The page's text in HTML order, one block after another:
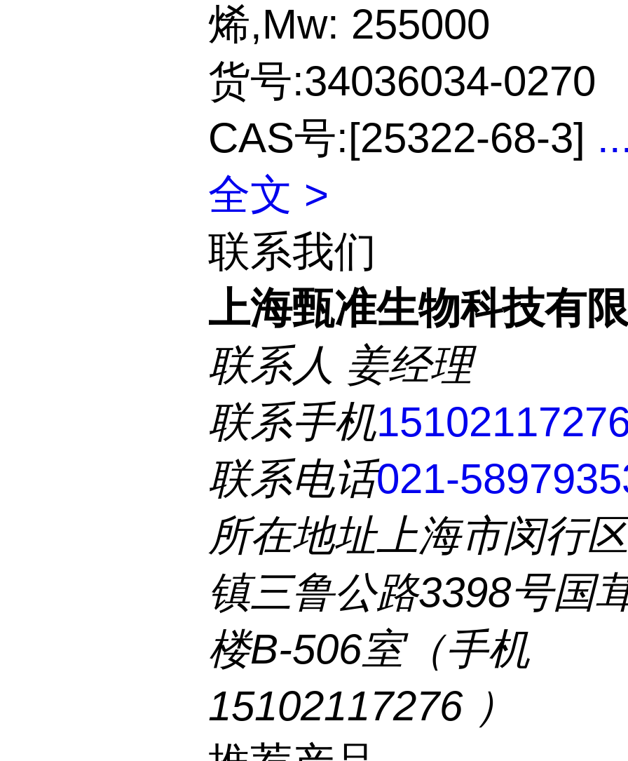
烯,Mw: 255000
货号:34036034-0270
CAS号:[25322-68-3]
全文 >
联系我们
上海甄准生物科技有
联系人 姜经理
联系手机
联系电话021-
所在地址上海市闵行
镇三鲁公路3398号国
楼B-506室（手机
15102117276 ）